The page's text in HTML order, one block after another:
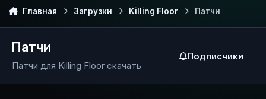
Главная Загрузки Killing Floor Патчи
Патчи
Патчи для Killing Floor скачать
Подписчики